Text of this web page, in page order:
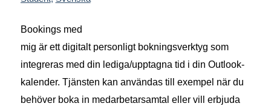
Bookings med
mig är ett digitalt personligt bokningsverktyg som
integreras med din lediga/upptagna tid i din Outlook-
kalender. Tjänsten kan användas till exempel när du
behöver boka in medarbetarsamtal eller vill erbjuda